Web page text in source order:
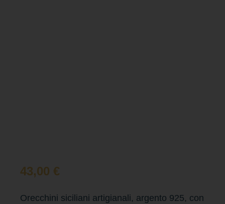
43,00 €
Orecchini siciliani artigianali, argento 925, con